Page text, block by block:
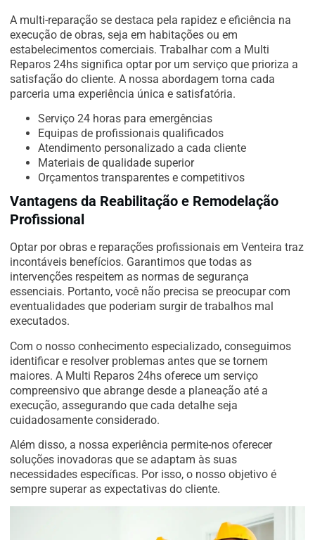
A multi-reparação se destaca pela rapidez e eficiência na
execução de obras, seja em habitações ou em
estabelecimentos comerciais. Trabalhar com a Multi
Reparos 24hs significa optar por um serviço que prioriza a
satisfação do cliente. A nossa abordagem torna cada
parceria uma experiência única e satisfatória.
Serviço 24 horas para emergências
Equipas de profissionais qualificados
Atendimento personalizado a cada cliente
Materiais de qualidade superior
Orçamentos transparentes e competitivos
Vantagens da Reabilitação e Remodelação
Profissional
Optar por obras e reparações profissionais em Venteira traz
incontáveis benefícios. Garantimos que todas as
intervenções respeitem as normas de segurança
essenciais. Portanto, você não precisa se preocupar com
eventualidades que poderiam surgir de trabalhos mal
executados.
Com o nosso conhecimento especializado, conseguimos
identificar e resolver problemas antes que se tornem
maiores. A Multi Reparos 24hs oferece um serviço
compreensivo que abrange desde a planeação até a
execução, assegurando que cada detalhe seja
cuidadosamente considerado.
Além disso, a nossa experiência permite-nos oferecer
soluções inovadoras que se adaptam às suas
necessidades específicas. Por isso, o nosso objetivo é
sempre superar as expectativas do cliente.